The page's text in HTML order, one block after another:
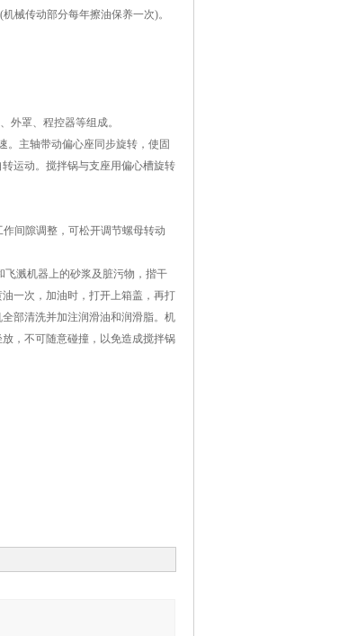
械传动部分每年擦油保养一次)。
外罩、程控器等组成。
。主轴带动偏心座同步旋转，使固
运动。搅拌锅与支座用偏心槽旋转
间隙调整，可松开调节螺母转动
溅机器上的砂浆及脏污物，揩干
一次，加油时，打开上箱盖，再打
部清洗并加注润滑油和润滑脂。机
，不可随意碰撞，以免造成搅拌锅